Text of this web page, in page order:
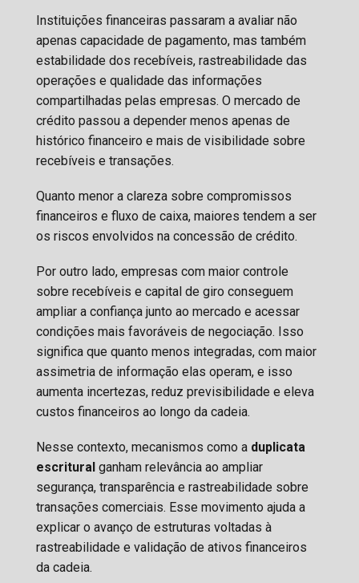
Instituições financeiras passaram a avaliar não
apenas capacidade de pagamento, mas também
estabilidade dos recebíveis, rastreabilidade das
operações e qualidade das informações
compartilhadas pelas empresas. O mercado de
crédito passou a depender menos apenas de
histórico financeiro e mais de visibilidade sobre
recebíveis e transações.
Quanto menor a clareza sobre compromissos
financeiros e fluxo de caixa, maiores tendem a ser
os riscos envolvidos na concessão de crédito.
Por outro lado, empresas com maior controle
sobre recebíveis e capital de giro conseguem
ampliar a confiança junto ao mercado e acessar
condições mais favoráveis de negociação. Isso
significa que quanto menos integradas, com maior
assimetria de informação elas operam, e isso
aumenta incertezas, reduz previsibilidade e eleva
custos financeiros ao longo da cadeia.
Nesse contexto, mecanismos como a duplicata
escritural ganham relevância ao ampliar
segurança, transparência e rastreabilidade sobre
transações comerciais. Esse movimento ajuda a
explicar o avanço de estruturas voltadas à
rastreabilidade e validação de ativos financeiros
da cadeia.